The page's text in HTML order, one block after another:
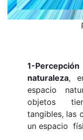
1-
naturaleza,
espacio
objetos
tangibles, las
un espacio